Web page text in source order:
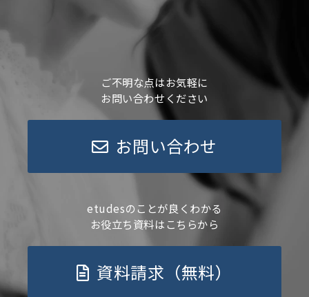
ご不明な点はお気軽に
お問い合わせください
お問い合わせ
etudesのことが良くわかる
お役立ち資料はこちらから
資料請求（無料）